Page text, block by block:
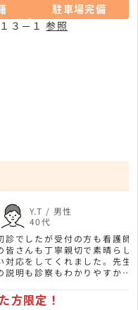
駐車場完備
３－１参照
Y.T / 男性
40代
診でしたが受付の方も看護師
皆さんも丁寧親切で素晴らし
対応をしてくれました。先生
説明も診察もわかりやすかっ
方限定！